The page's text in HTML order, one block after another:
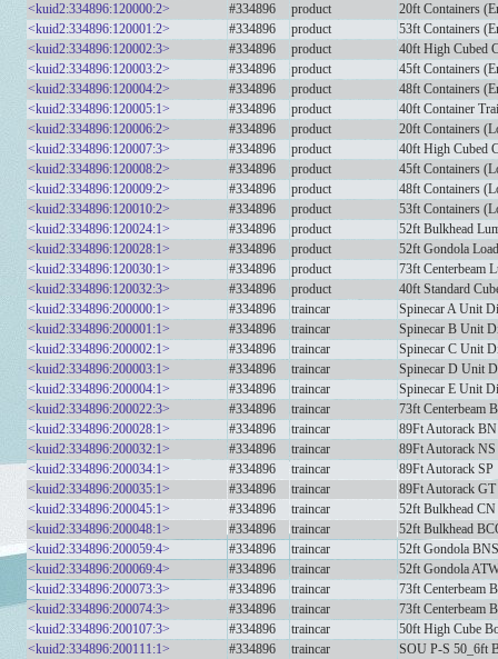
<kuid2:334896:120000:2>
#334896 product
20ft Containers
<kuid2:334896:120001:2>
#334896 product
53ft Containers
<kuid2:334896:120002:3>
#334896 product
40ft High Cubed
<kuid2:334896:120003:2>
#334896 product
45ft Containers
<kuid2:334896:120004:2>
#334896 product
48ft Containers
<kuid2:334896:120005:1>
#334896 product
40ft Container
<kuid2:334896:120006:2>
#334896 product
20ft Containers
<kuid2:334896:120007:3>
#334896 product
40ft High Cubed
<kuid2:334896:120008:2>
#334896 product
45ft Containers
<kuid2:334896:120009:2>
#334896 product
48ft Containers
<kuid2:334896:120010:2>
#334896 product
53ft Containers
<kuid2:334896:120024:1>
#334896 product
52ft Bulkhead
<kuid2:334896:120028:1>
#334896 product
52ft Gondola
<kuid2:334896:120030:1>
#334896 product
73ft Centerbeam
<kuid2:334896:120032:3>
#334896 product
40ft Standard
<kuid2:334896:200000:1>
#334896 traincar
Spinecar A Unit
<kuid2:334896:200001:1>
#334896 traincar
Spinecar B Unit
<kuid2:334896:200002:1>
#334896 traincar
Spinecar C Unit
<kuid2:334896:200003:1>
#334896 traincar
Spinecar D Unit
<kuid2:334896:200004:1>
#334896 traincar
Spinecar E Unit
<kuid2:334896:200022:3>
#334896 traincar
73ft Centerbeam
<kuid2:334896:200028:1>
#334896 traincar
89Ft Autorack BN
<kuid2:334896:200032:1>
#334896 traincar
89Ft Autorack NS
<kuid2:334896:200034:1>
#334896 traincar
89Ft Autorack SP
<kuid2:334896:200035:1>
#334896 traincar
89Ft Autorack GT
<kuid2:334896:200045:1>
#334896 traincar
52ft Bulkhead CN
<kuid2:334896:200048:1>
#334896 traincar
52ft Bulkhead
<kuid2:334896:200059:4>
#334896 traincar
52ft Gondola
<kuid2:334896:200069:4>
#334896 traincar
52ft Gondola
<kuid2:334896:200073:3>
#334896 traincar
73ft Centerbeam
<kuid2:334896:200074:3>
#334896 traincar
73ft Centerbeam
<kuid2:334896:200107:3>
#334896 traincar
50ft High Cube
<kuid2:334896:200111:1>
#334896 traincar
SOU P-S 50_6ft